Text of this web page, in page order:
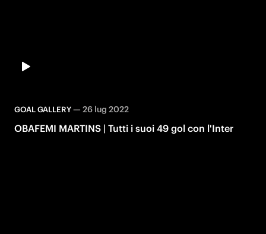
GOAL GALLERY— 26 lug 2022
OBAFEMI MARTINS | Tutti i suoi 49 gol con l'Inter